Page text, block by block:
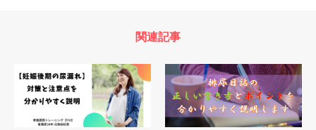
関連記事